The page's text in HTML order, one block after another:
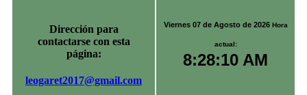
Dirección para
contactarse con esta
página:
leogaret2017@gmail.com
Viernes 07 de Agosto de 2026 Hora
actual:
8:28:10 AM